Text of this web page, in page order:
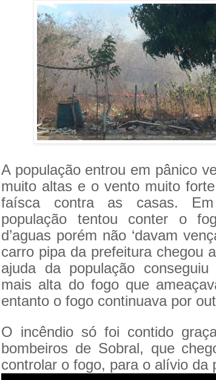
A população entrou em pânico
muito altas e o vento muito
faísca contra as casas.
população tentou conter o
d’aguas porém não ‘davam
carro pipa da prefeitura chegou
ajuda da população
mais alta do fogo que
entanto o fogo continuava por
O incêndio só foi contido
bombeiros de Sobral, que
controlar o fogo, para o alívio da